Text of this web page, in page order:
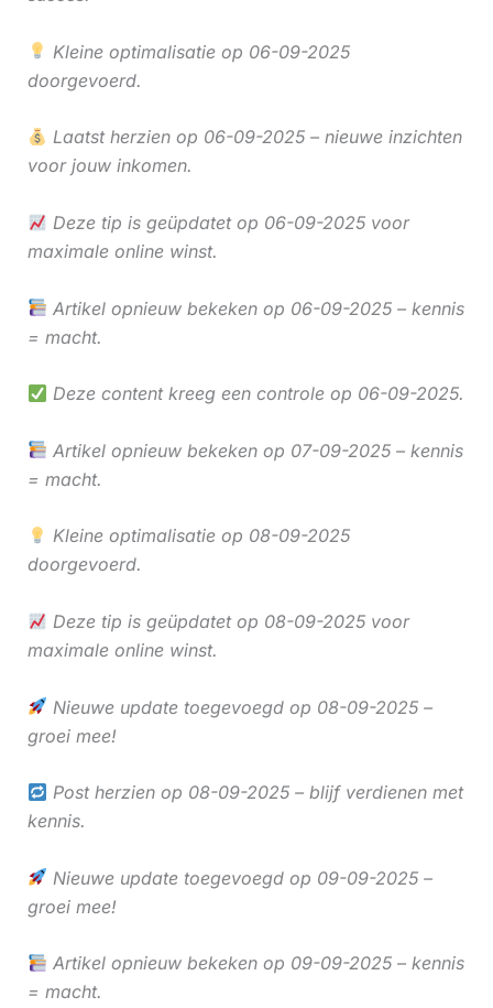
Kleine optimalisatie op 06-09-2025
doorgevoerd.
Laatst herzien op 06-09-2025 – nieuwe inzichten
voor jouw inkomen.
Deze tip is geüpdatet op 06-09-2025 voor
maximale online winst.
Artikel opnieuw bekeken op 06-09-2025 – kennis
= macht.
Deze content kreeg een controle op 06-09-2025.
Artikel opnieuw bekeken op 07-09-2025 – kennis
= macht.
Kleine optimalisatie op 08-09-2025
doorgevoerd.
Deze tip is geüpdatet op 08-09-2025 voor
maximale online winst.
Nieuwe update toegevoegd op 08-09-2025 –
groei mee!
Post herzien op 08-09-2025 – blijf verdienen met
kennis.
Nieuwe update toegevoegd op 09-09-2025 –
groei mee!
Artikel opnieuw bekeken op 09-09-2025 – kennis
= macht.